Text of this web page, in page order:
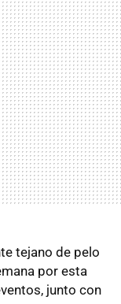
tejano de pelo
por esta
junto con